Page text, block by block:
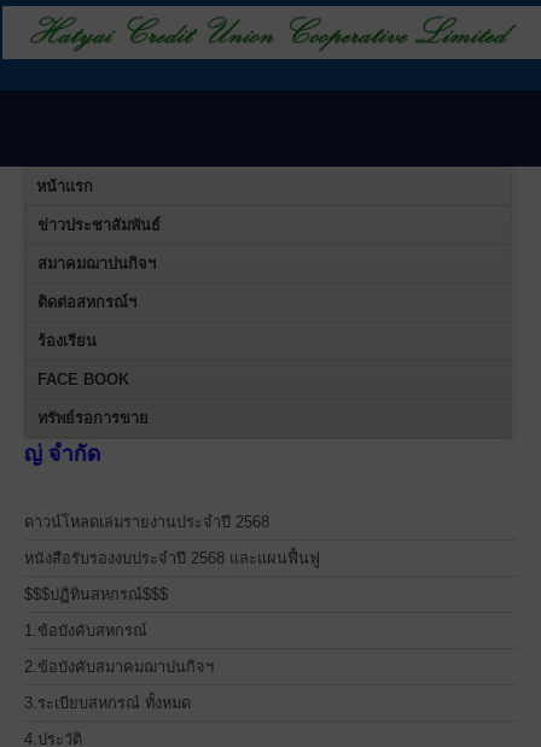
หน้าแรก
ข่าวประชาสัมพันธ์
สมาคมฌาปนกิจฯ
ติดต่อสหกรณ์ฯ
ร้องเรียน
FACE BOOK
ทรัพย์รอการขาย
ดาวน์โหลดเล่มรายงานประจำปี 2568
หนังสือรับรองงบประจำปี 2568 และแผนฟื้นฟู
$$$ปฏิทินสหกรณ์$$$
1.ข้อบังคับสหกรณ์
2.ข้อบังคับสมาคมฌาปนกิจฯ
3.ระเบียบสหกรณ์ ทั้งหมด
4.ประวัติ